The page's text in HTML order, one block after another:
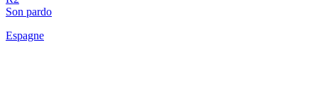
Son pardo
Espagne